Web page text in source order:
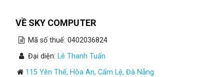
Bao
VỀ SKY COMPUTER
Mã số thuế: 0402036824
Đại diện: Lê Thanh Tuấn
115 Yên Thế, Hòa An, Cẩm Lệ, Đà Nẵng